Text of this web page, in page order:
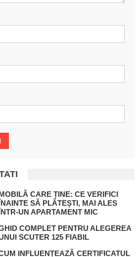
CARE ȚINE: CE VERIFICI
SĂ PLĂTEȘTI, MAI ALES
UN APARTAMENT MIC
COMPLET PENTRU ALEGEREA
SCUTER 125 FIABIL
INFLUENȚEAZĂ CERTIFICATUL